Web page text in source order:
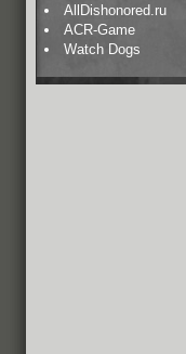
AllDishonored.ru
ACR-Game
Watch Dogs